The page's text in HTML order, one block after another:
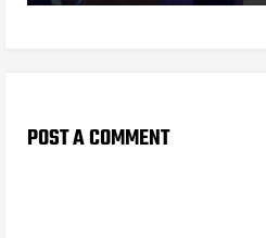
POST A COMMENT